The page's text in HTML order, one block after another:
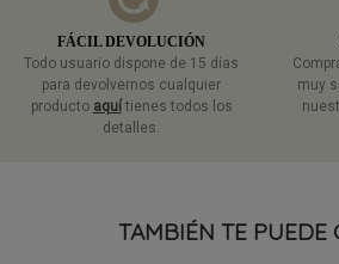
FÁCIL DEVOLUCIÓN
Todo usuario dispone de 15 días
para devolvernos cualquier
producto aquí tienes todos los
detalles.
muy
TAMBIÉN TE PUEDE